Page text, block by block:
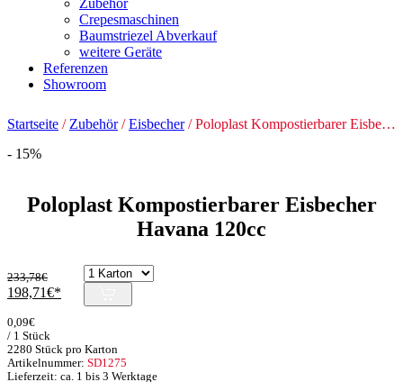
Crepesmaschinen
Baumstriezel Abverkauf
weitere Geräte
Referenzen
Showroom
Startseite / Zubehör/Eisbecher/ Poloplast Kompostierbarer Eisbecher Havana 120cc
- 15%
Poloplast Kompostierbarer Eisbecher
Havana 120cc
233,78€
Ursprünglicher
war:
233,78€
198,71€
Preis
2280 Stück pro Karton
Artikelnummer: SD1275
0,09€
/ 1 Stück
Lieferzeit: ca. 1 bis 3 Werktage